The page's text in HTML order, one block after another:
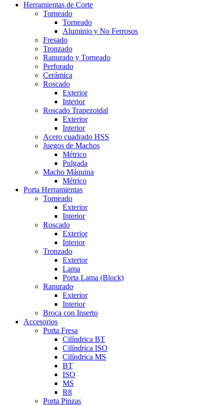
Herramientas de Corte
Torneado
Torneado
Aluminio y No Ferrosos
Fresado
Tronzado
Ranurado y Torneado
Perforado
Cerámica
Roscado
Exterior
Interior
Roscado Trapezoidal
Exterior
Interior
Acero cuadrado HSS
Juegos de Machos
Métrico
Pulgada
Macho Máquina
Métrico
Porta Herramientas
Torneado
Exterior
Interior
Roscado
Exterior
Interior
Tronzado
Exterior
Lama
Porta Lama (Block)
Ranurado
Exterior
Interior
Broca con Inserto
Accesorios
Porta Fresa
Cilíndrica BT
Cilíndrica ISO
Cilíndrica MS
BT
ISO
MS
R8
Porta Pinzas